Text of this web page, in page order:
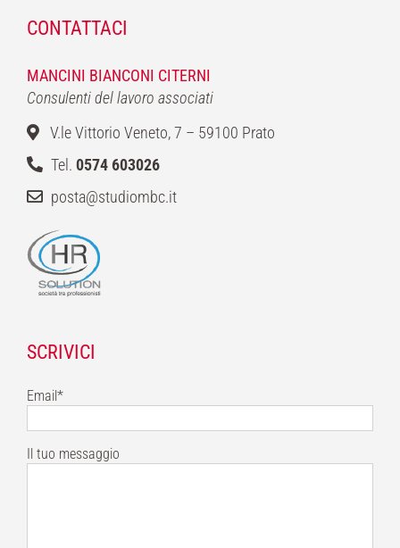
CONTATTACI
MANCINI BIANCONI CITERNI
Consulenti del lavoro associati
V.le Vittorio Veneto, 7 – 59100 Prato
Tel. 0574 603026
posta@studiombc.it
SCRIVICI
Email*
Il tuo messaggio